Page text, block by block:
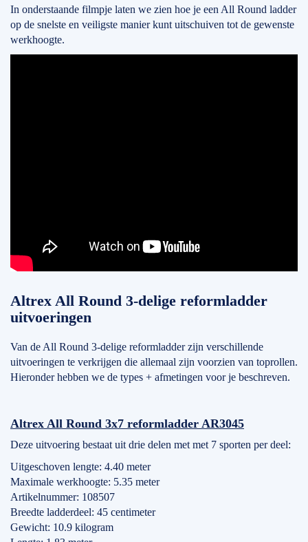
In onderstaande filmpje laten we zien hoe je een All Round ladder
op de snelste en veiligste manier kunt uitschuiven tot de gewenste
werkhoogte.
Altrex All Round 3-delige reformladder
uitvoeringen
Van de All Round 3-delige reformladder zijn verschillende
uitvoeringen te verkrijgen die allemaal zijn voorzien van toprollen.
Hieronder hebben we de types + afmetingen voor je beschreven.
Altrex All Round 3x7 reformladder AR3045
Deze uitvoering bestaat uit drie delen met met 7 sporten per deel:
Uitgeschoven lengte: 4.40 meter
Maximale werkhoogte: 5.35 meter
Artikelnummer: 108507
Breedte ladderdeel: 45 centimeter
Gewicht: 10.9 kilogram